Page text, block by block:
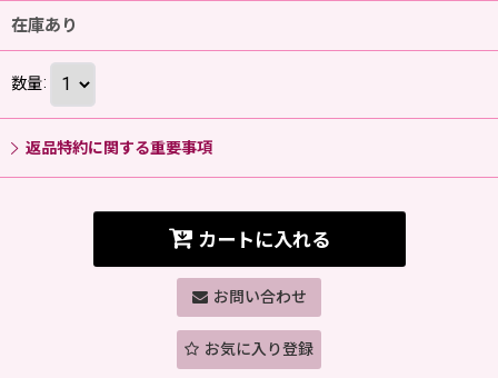
在庫あり
数量:
返品特約に関する重要事項
カートに入れる
お問い合わせ
お気に入り登録